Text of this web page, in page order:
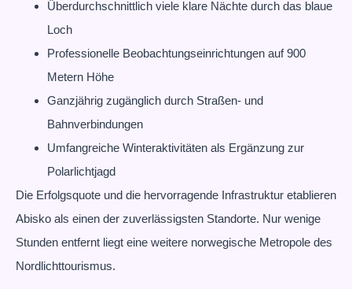
Überdurchschnittlich viele klare Nächte durch das blaue
Loch
Professionelle Beobachtungseinrichtungen auf 900
Metern Höhe
Ganzjährig zugänglich durch Straßen- und
Bahnverbindungen
Umfangreiche Winteraktivitäten als Ergänzung zur
Polarlichtjagd
Die Erfolgsquote und die hervorragende Infrastruktur etablieren
Abisko als einen der zuverlässigsten Standorte. Nur wenige
Stunden entfernt liegt eine weitere norwegische Metropole des
Nordlichttourismus.